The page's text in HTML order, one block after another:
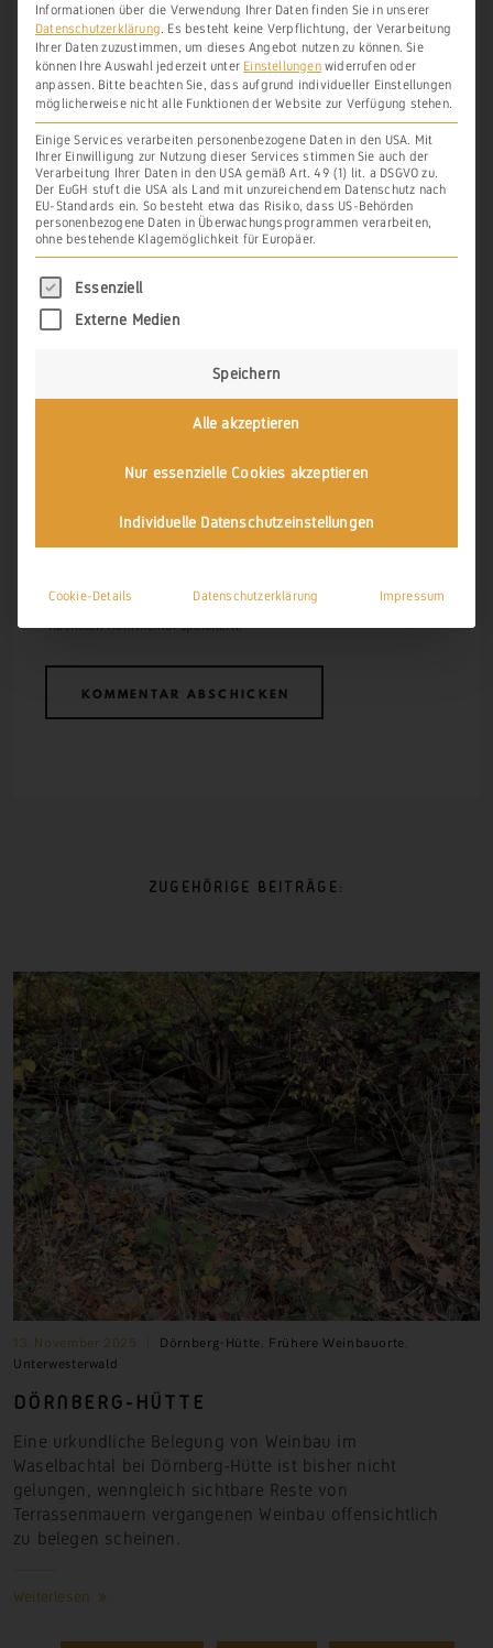
DRUCKEN PDF EBOOK
SCHREIBE EINEN KOMMENTAR
Deine E-Mail-Adresse wird nicht veröffentlicht.
Name, E-Mail-Adresse und Website in diesem Browser für meinen
nächsten Kommentar speichern.
ZUGEHÖRIGE BEITRÄGE:
13. November 2025 Dörnberg-Hütte Frühere Weinbauorte
Unterwesterwald
DÖRNBERG-HÜTTE
Eine urkundliche Belegung von Weinbau im
Waselbachtal bei Dörnberg-Hütte ist bisher nicht
gelungen, wenngleich sichtbare Reste von
Terrassenmauern vergangenen Weinbau offensichtlich
zu belegen scheinen.
Weiterlesen
Informationen über die Verwendung Ihrer Daten finden Sie in unserer
Datenschutzerklärung Es besteht keine Verpflichtung, der Verarbeitung
Ihrer Daten zuzustimmen, um dieses Angebot nutzen zu können. Sie
können Ihre Auswahl jederzeit unter Einstellungenwiderrufen oder
anpassen. Bitte beachten Sie, dass aufgrund individueller Einstellungen
möglicherweise nicht alle Funktionen der Website zur Verfügung stehen.
Einige Services verarbeiten personenbezogene Daten in den USA. Mit
Ihrer Einwilligung zur Nutzung dieser Services stimmen Sie auch der
Verarbeitung Ihrer Daten in den USA gemäß Art. 49 (1) lit. a DSGVO zu.
Der EuGH stuft die USA als Land mit unzureichendem Datenschutz nach
EU-Standards ein. So besteht etwa das Risiko, dass US-Behörden
personenbezogene Daten in Überwachungsprogrammen verarbeiten,
ohne bestehende Klagemöglichkeit für Europäer.
Es folgt eine Liste der Service-Gruppen, für
Essenziell
Externe Medien
Speichern
Alle akzeptieren
Nur essenzielle Cookies akzeptieren
Individuelle Datenschutzeinstellungen
Cookie-Details Datenschutzerklärung Impressum